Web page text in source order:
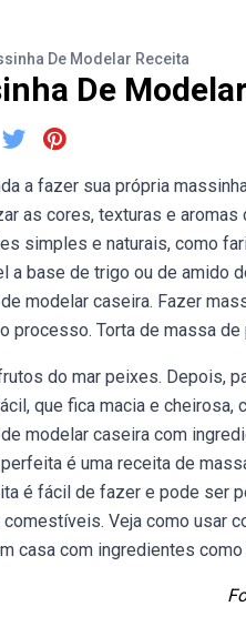
De Modelar Receita
De
a fazer sua própria
as cores, texturas e
simples e naturais, como
a base de trigo ou de amido
modelar caseira. Fazer
processo. Torta de massa
do mar peixes. Depois,
que fica macia e cheirosa,
modelar caseira com
é uma receita de
é fácil de fazer e pode ser
Veja como usar
casa com ingredientes